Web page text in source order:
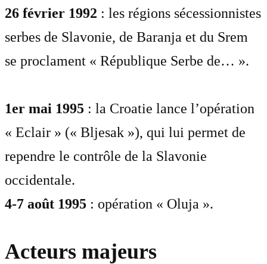
26 février 1992 : les régions sécessionnistes
serbes de Slavonie, de Baranja et du Srem
se proclament « République Serbe de… ».
1er mai 1995 : la Croatie lance l’opération
« Eclair » (« Bljesak »), qui lui permet de
rependre le contrôle de la Slavonie
occidentale.
4-7 août 1995 : opération « Oluja ».
Acteurs majeurs